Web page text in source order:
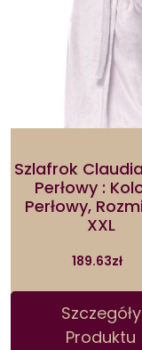
Szlafrok
Perłowy :
Perłowy,
XXL
189.63zł
Szczegóły
Produktu